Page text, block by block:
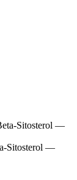
Sitosterol —